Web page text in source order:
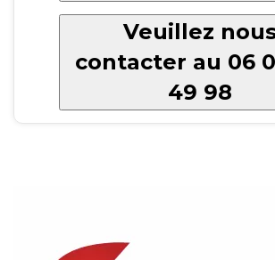
Veuillez
contacter au 06
49 98